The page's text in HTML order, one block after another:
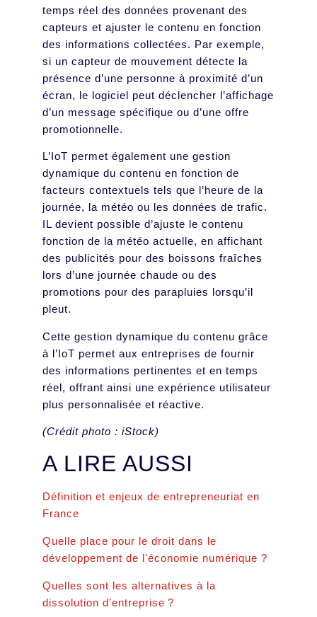
temps réel des données provenant des
capteurs et ajuster le contenu en fonction
des informations collectées. Par exemple,
si un capteur de mouvement détecte la
présence d’une personne à proximité d’un
écran, le logiciel peut déclencher l’affichage
d’un message spécifique ou d’une offre
promotionnelle.
L’IoT permet également une gestion
dynamique du contenu en fonction de
facteurs contextuels tels que l’heure de la
journée, la météo ou les données de trafic.
IL devient possible d’ajuste le contenu
fonction de la météo actuelle, en affichant
des publicités pour des boissons fraîches
lors d’une journée chaude ou des
promotions pour des parapluies lorsqu’il
pleut.
Cette gestion dynamique du contenu grâce
à l’IoT permet aux entreprises de fournir
des informations pertinentes et en temps
réel, offrant ainsi une expérience utilisateur
plus personnalisée et réactive.
(Crédit photo : iStock)
A LIRE AUSSI
Définition et enjeux de entrepreneuriat en
France
Quelle place pour le droit dans le
développement de l'économie numérique ?
Quelles sont les alternatives à la
dissolution d’entreprise ?